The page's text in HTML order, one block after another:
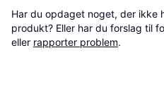
Har du opdaget noget, der ikke
produkt? Eller har du forslag til
eller rapporter problem.